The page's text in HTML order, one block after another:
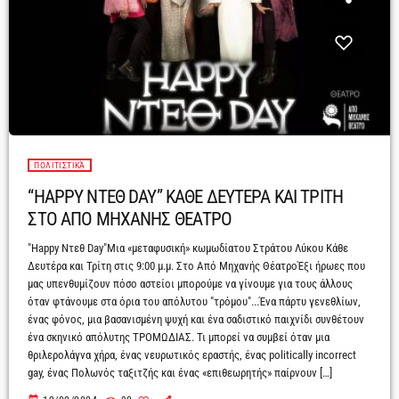
ΠΟΛΙΤΙΣΤΙΚΆ
“HAPPY ΝΤΕΘ DAY” ΚΑΘΕ ΔΕΥΤΕΡΑ ΚΑΙ ΤΡΙΤΗ
ΣΤΟ ΑΠΟ ΜΗΧΑΝΗΣ ΘΕΑΤΡΟ
"Happy Ντεθ Day"Μια «μεταφυσική» κωμωδίατου Στράτου Λύκου Κάθε
Δευτέρα και Τρίτη στις 9:00 μ.μ. Στο Από Μηχανής ΘέατροΈξι ήρωες που
μας υπενθυμίζουν πόσο αστείοι μπορούμε να γίνουμε για τους άλλους
όταν φτάνουμε στα όρια του απόλυτου "τρόμου"...Ένα πάρτυ γενεθλίων,
ένας φόνος, μια βασανισμένη ψυχή και ένα σαδιστικό παιχνίδι συνθέτουν
ένα σκηνικό απόλυτης ΤΡΟΜΩΔΙΑΣ. Τι μπορεί να συμβεί όταν μια
θριλερολάγνα χήρα, ένας νευρωτικός εραστής, ένας politically incorrect
gay, ένας Πολωνός ταξιτζής και ένας «επιθεωρητής» παίρνουν […]